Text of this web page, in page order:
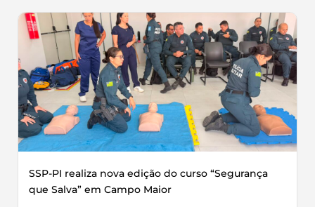
SSP-PI realiza nova edição do curso “Segurança
que Salva” em Campo Maior